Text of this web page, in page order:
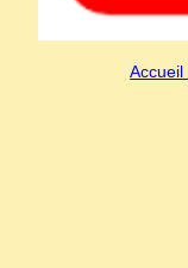
Accueil